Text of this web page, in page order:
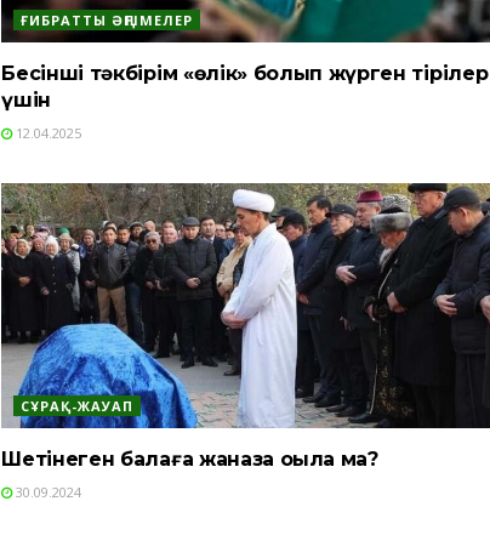
ҒИБРАТТЫ ӘҢГІМЕЛЕР
Бесінші тәкбірім «өлік» болып жүрген тірілер
үшін
12.04.2025
СҰРАҚ-ЖАУАП
Шетінеген балаға жаназа оқыла ма?
30.09.2024